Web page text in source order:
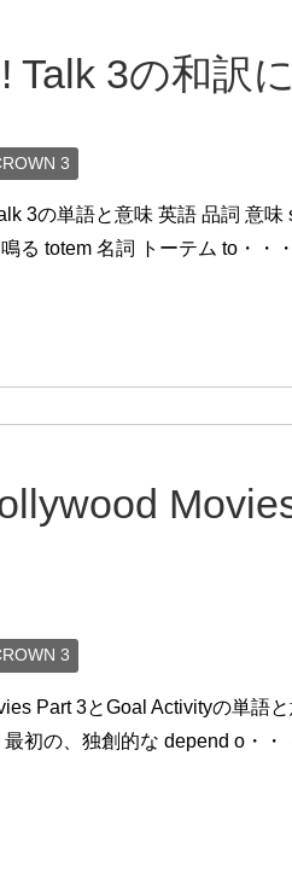
Talk 3の和訳
3
3の単語と意味 英語 品詞 意
る totem 名詞 トーテム to・・・
3
Part 3とGoal Activityの単語
初の、独創的な depend o・・